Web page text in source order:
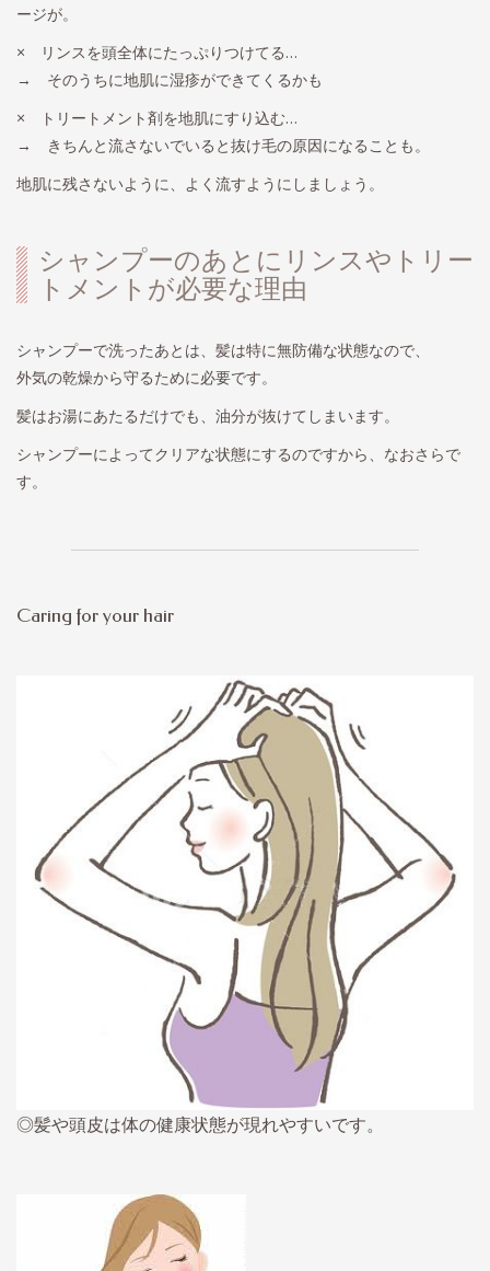
ージが。
× リンスを頭全体にたっぷりつけてる…
→ そのうちに地肌に湿疹ができてくるかも
× トリートメント剤を地肌にすり込む…
→ きちんと流さないでいると抜け毛の原因になることも。
地肌に残さないように、よく流すようにしましょう。
シャンプーのあとにリンスやトリー
トメントが必要な理由
シャンプーで洗ったあとは、髪は特に無防備な状態なので、
外気の乾燥から守るために必要です。
髪はお湯にあたるだけでも、油分が抜けてしまいます。
シャンプーによってクリアな状態にするのですから、なおさらで
す。
Caring for your hair
◎髪や頭皮は体の健康状態が現れやすいです。